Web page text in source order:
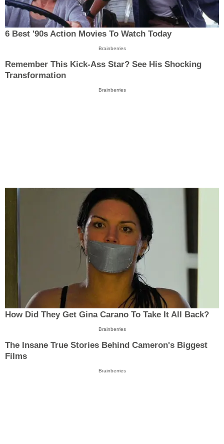
6 Best '90s Action Movies To Watch Today
Brainberries
Remember This Kick-Ass Star? See His Shocking
Transformation
Brainberries
How Did They Get Gina Carano To Take It All Back?
Brainberries
The Insane True Stories Behind Cameron's Biggest
Films
Brainberries